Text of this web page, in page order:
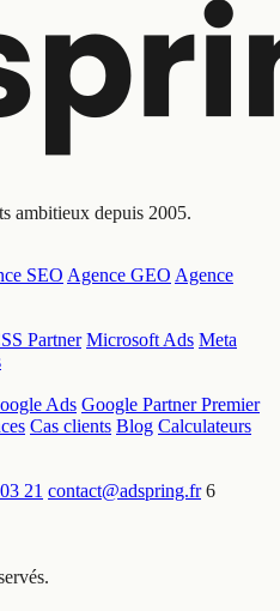
ambitieux depuis 2005.
SEO Agence GEO Agence
Partner Microsoft Ads Meta
Ads Google Partner Premier
Cas clients Blog Calculateurs
21 contact@adspring.fr 6